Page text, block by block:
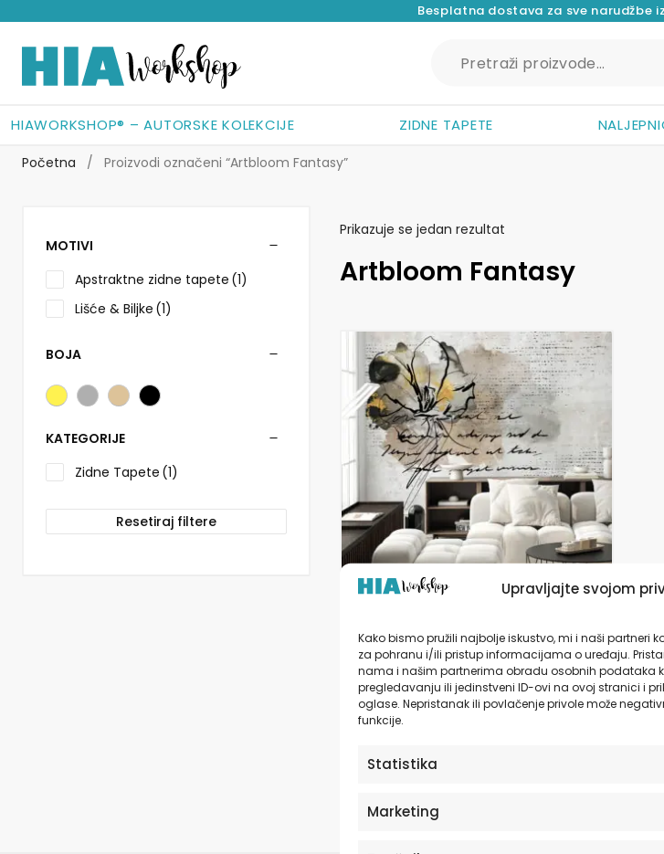
Upravljajte svojom
Kako bismo pružili najbolje iskustvo, mi i naši partneri
za pohranu i/ili pristup informacijama o uređaju.
nama i našim partnerima obradu osobnih podataka
pregledavanju ili jedinstveni ID-ovi na ovoj stranici i
oglase. Nepristanak ili povlačenje privole može
funkcije.
Statistika
Marketing
Besplatna dostava za sve narudžbe
HIAWORKSHOP® – AUTORSKE KOLEKCIJE ZIDNE TAPETE
Preskoči
na
navigaciju
Skoči
do
sadržaja
Početna / Proizvodi označeni “Artbloom Fantasy”
Prikazuje se jedan rezultat
Artbloom Fantasy
Mural | Artbloom Fantasy
od27,90€
Ovaj
proizvod
ima
više
varijanti.
Opcije
odabrati
na
stranici
proizvoda
MOTIVI
Apstraktne zidne tapete (1)
Lišće & Biljke (1)
BOJA
KATEGORIJE
Zidne Tapete (1)
Resetiraj filtere